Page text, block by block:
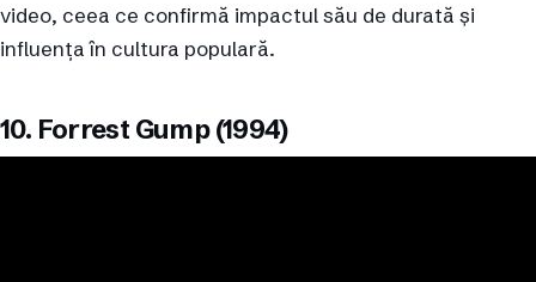
video, ceea ce confirmă impactul său de durată și
influența în cultura populară.
10. Forrest Gump (1994)